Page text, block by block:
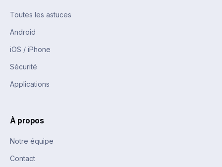
Toutes les astuces
Android
iOS / iPhone
Sécurité
Applications
À propos
Notre équipe
Contact